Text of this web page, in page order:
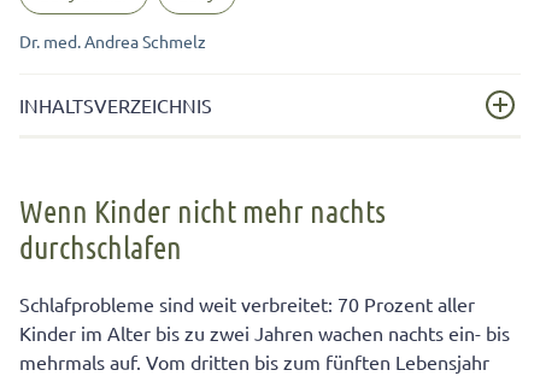
Dr. med. Andrea Schmelz
INHALTSVERZEICHNIS
Wissen gibt Gelassenheit: Babys schlafen anders
Das Abendritual: Bitte recht „langweilig“
Wenn Kinder nicht mehr nachts
durchschlafen
Schlafprobleme sind weit verbreitet: 70 Prozent aller
Kinder im Alter bis zu zwei Jahren wachen nachts ein- bis
mehrmals auf. Vom dritten bis zum fünften Lebensjahr